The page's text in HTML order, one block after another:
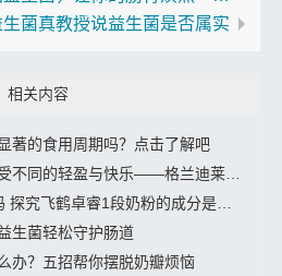
菌真教授说益生菌是否属实
相关内容
著的食用周期吗？点击了解吧
的轻盈与快乐——格兰迪莱益生菌来袭”
飞鹤卓睿1段奶粉的成分是否有益生菌
生菌轻松守护肠道
办？五招帮你摆脱奶瓣烦恼